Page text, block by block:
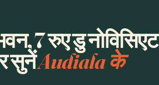
7 रुए डु नोविसिएट
सुनेंAudiala के